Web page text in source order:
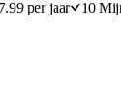
per jaar 10